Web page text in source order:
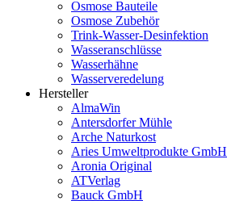
Osmose Bauteile
Osmose Zubehör
Trink-Wasser-Desinfektion
Wasseranschlüsse
Wasserhähne
Wasserveredelung
Hersteller
AlmaWin
Antersdorfer Mühle
Arche Naturkost
Aries Umweltprodukte GmbH
Aronia Original
ATVerlag
Bauck GmbH